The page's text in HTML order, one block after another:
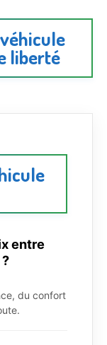
liberté
entre
du confort